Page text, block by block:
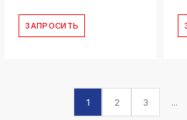
ЗАПРОСИТЬ
1 2 3 ...